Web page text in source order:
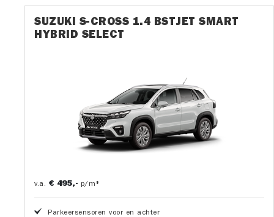
SUZUKI S-CROSS 1.4 BSTJET SMART
HYBRID SELECT
v.a. € 495,- p/m*
Parkeersensoren voor en achter